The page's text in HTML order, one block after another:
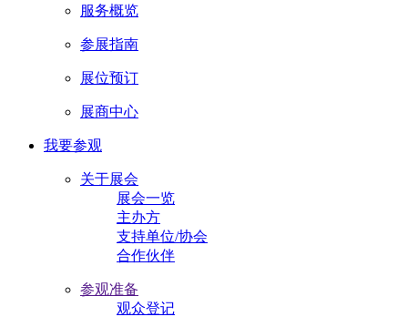
服务概览
参展指南
展位预订
展商中心
我要参观
关于展会
展会一览
主办方
支持单位/协会
合作伙伴
参观准备
观众登记